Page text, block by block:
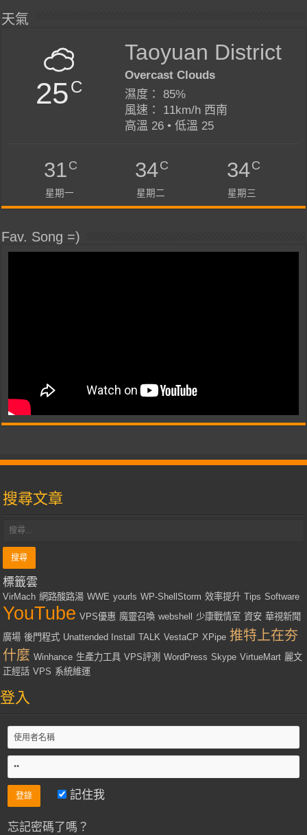
天氣
25C
Taoyuan District
Overcast Clouds
濕度： 85%
風速： 11km/h 西南
高溫 26 • 低溫 25
31C
星期一
34C
星期二
34C
星期三
Fav. Song =)
搜尋文章
標籤雲
VirMach 網路酸路湯 WWE yourls WP-ShellStorm 效率提升 Tips Software
YouTube VPS優惠 魔靈召喚 webshell 少康戰情室 資安 華視新聞
廣場 後門程式 Unattended Install TALK VestaCP XPipe 推特上在夯
什麼 Winhance 生產力工具 VPS評測 WordPress Skype VirtueMart 麗文
正經話 VPS 系統維運
登入
記住我
忘記密碼了嗎？